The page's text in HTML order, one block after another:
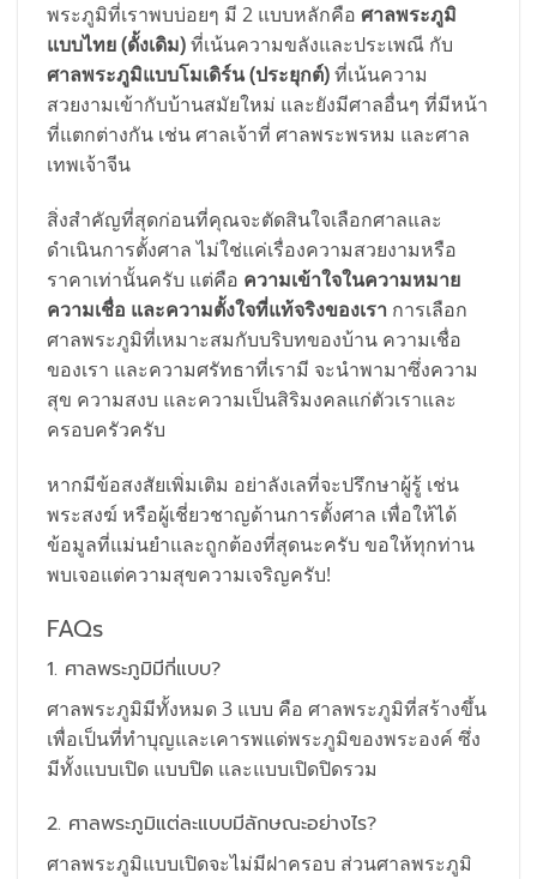
พระภูมิที่เราพบบ่อยๆ มี 2 แบบหลักคือ ศาลพระภูมิ
แบบไทย (ดั้งเดิม)ที่เน้นความขลังและประเพณี กับ
ศาลพระภูมิแบบโมเดิร์น (ประยุกต์)ที่เน้นความ
สวยงามเข้ากับบ้านสมัยใหม่ และยังมีศาลอื่นๆ ที่มีหน้า
ที่แตกต่างกัน เช่น ศาลเจ้าที่ ศาลพระพรหม และศาล
เทพเจ้าจีน
สิ่งสำคัญที่สุดก่อนที่คุณจะตัดสินใจเลือกศาลและ
ดำเนินการตั้งศาล ไม่ใช่แค่เรื่องความสวยงามหรือ
ราคาเท่านั้นครับ แต่คือ ความเข้าใจในความหมาย
ความเชื่อ และความตั้งใจที่แท้จริงของเรา การเลือก
ศาลพระภูมิที่เหมาะสมกับบริบทของบ้าน ความเชื่อ
ของเรา และความศรัทธาที่เรามี จะนำพามาซึ่งความ
สุข ความสงบ และความเป็นสิริมงคลแก่ตัวเราและ
ครอบครัวครับ
หากมีข้อสงสัยเพิ่มเติม อย่าลังเลที่จะปรึกษาผู้รู้ เช่น
พระสงฆ์ หรือผู้เชี่ยวชาญด้านการตั้งศาล เพื่อให้ได้
ข้อมูลที่แม่นยำและถูกต้องที่สุดนะครับ ขอให้ทุกท่าน
พบเจอแต่ความสุขความเจริญครับ!
FAQs
1. ศาลพระภูมิมีกี่แบบ?
ศาลพระภูมิมีทั้งหมด 3 แบบ คือ ศาลพระภูมิที่สร้างขึ้น
เพื่อเป็นที่ทำบุญและเคารพแด่พระภูมิของพระองค์ ซึ่ง
มีทั้งแบบเปิด แบบปิด และแบบเปิดปิดรวม
2. ศาลพระภูมิแต่ละแบบมีลักษณะอย่างไร?
ศาลพระภูมิแบบเปิดจะไม่มีฝาครอบ ส่วนศาลพระภูมิ